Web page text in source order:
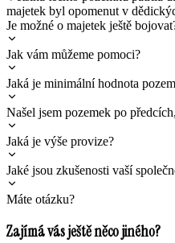
majetek byl opomenut v
Je možné o majetek ještě
Jak vám můžeme pomoci?
Jaká je minimální hodnota
Našel jsem pozemek po
Jaká je výše provize?
Jaké jsou zkušenosti vaší
Máte otázku?
Zajímá vás ještě něco jiného?